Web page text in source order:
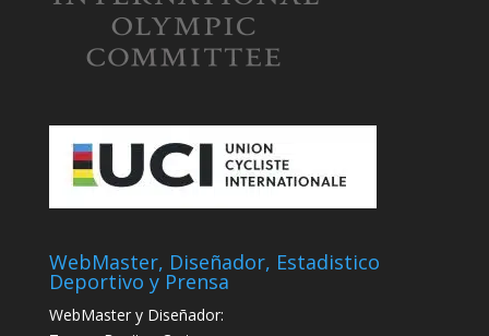
WebMaster, Diseñador, Estadistico
Deportivo y Prensa
WebMaster y Diseñador: